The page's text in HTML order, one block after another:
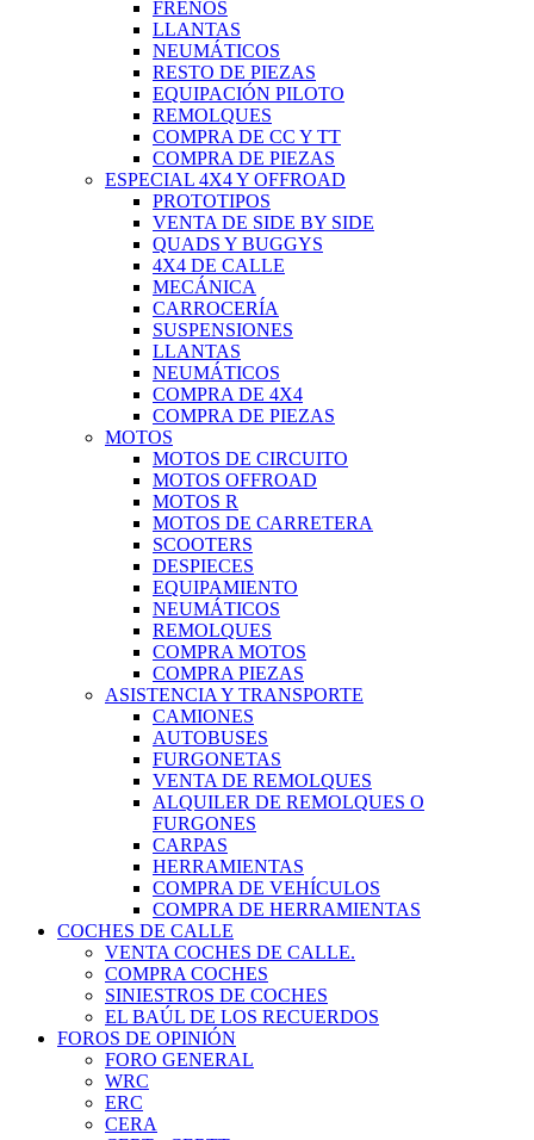
FRENOS
LLANTAS
NEUMÁTICOS
RESTO DE PIEZAS
EQUIPACIÓN PILOTO
REMOLQUES
COMPRA DE CC Y TT
COMPRA DE PIEZAS
ESPECIAL 4X4 Y OFFROAD
PROTOTIPOS
VENTA DE SIDE BY SIDE
QUADS Y BUGGYS
4X4 DE CALLE
MECÁNICA
CARROCERÍA
SUSPENSIONES
LLANTAS
NEUMÁTICOS
COMPRA DE 4X4
COMPRA DE PIEZAS
MOTOS
MOTOS DE CIRCUITO
MOTOS OFFROAD
MOTOS R
MOTOS DE CARRETERA
SCOOTERS
DESPIECES
EQUIPAMIENTO
NEUMÁTICOS
REMOLQUES
COMPRA MOTOS
COMPRA PIEZAS
ASISTENCIA Y TRANSPORTE
CAMIONES
AUTOBUSES
FURGONETAS
VENTA DE REMOLQUES
ALQUILER DE REMOLQUES O
FURGONES
CARPAS
HERRAMIENTAS
COMPRA DE VEHÍCULOS
COMPRA DE HERRAMIENTAS
COCHES DE CALLE
VENTA COCHES DE CALLE.
COMPRA COCHES
SINIESTROS DE COCHES
EL BAÚL DE LOS RECUERDOS
FOROS DE OPINIÓN
FORO GENERAL
WRC
ERC
CERA